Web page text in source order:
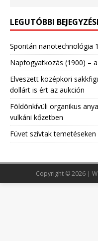
LEGUTÓBBI
Spontán nanotechnológia
Napfogyatkozás (1900) –
Elveszett középkori
dollárt is ért az aukción
Földönkívüli organikus
vulkáni kőzetben
Füvet szívtak temetéseken
Copyright © 2026 |